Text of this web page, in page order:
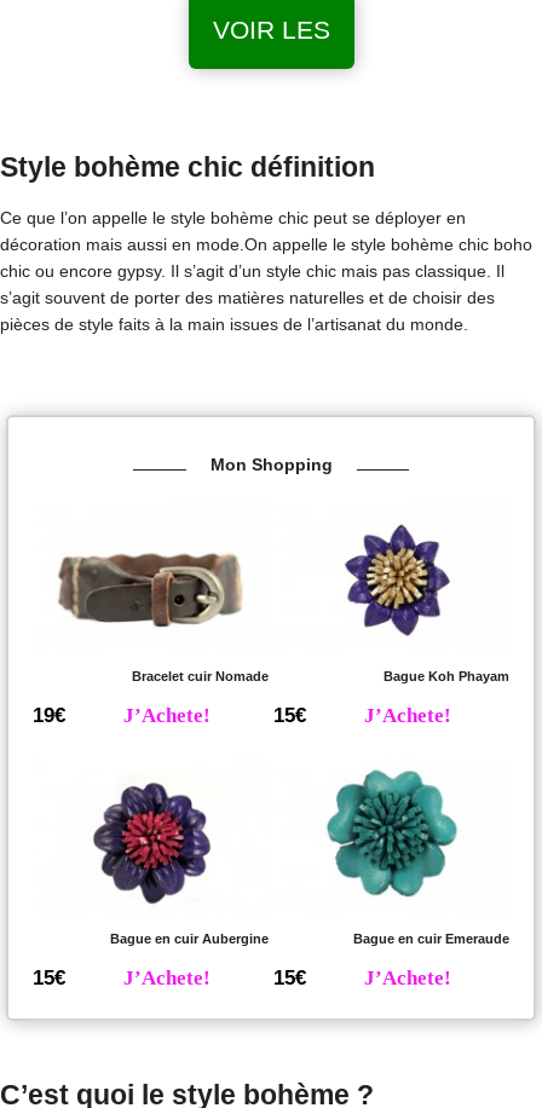
VOIR LES
Style bohème chic définition
Ce que l’on appelle le style bohème chic peut se déployer en
décoration mais aussi en mode.On appelle le style bohème chic boho
chic ou encore gypsy. Il s’agit d’un style chic mais pas classique. Il
s’agit souvent de porter des matières naturelles et de choisir des
pièces de style faits à la main issues de l’artisanat du monde.
Mon Shopping
Bracelet cuir Nomade
19€ J’Achete!
Bague Koh Phayam
15€ J’Achete!
Bague en cuir Aubergine
15€ J’Achete!
Bague en cuir Emeraude
15€ J’Achete!
C’est quoi le style bohème ?